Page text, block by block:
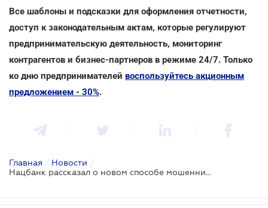
Все шаблоны и подсказки для оформления отчетности,
доступ к законодательным актам, которые регулируют
предпринимательскую деятельность, мониторинг
контрагентов и бизнес-партнеров в режиме 24/7. Только
ко дню предпринимателей воспользуйтесь акционным
предложением - 30%.
Главная / Новости /
Нацбанк рассказал о новом способе мошенничества и как его избежать